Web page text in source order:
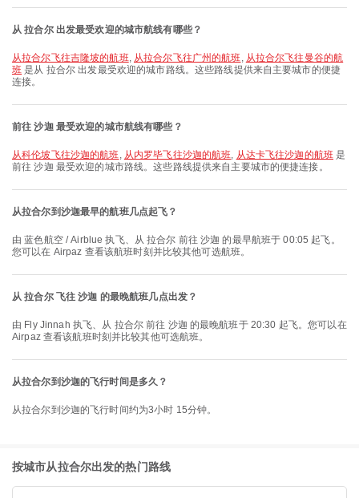
从 拉合尔 出发最受欢迎的城市航线有哪些？
从拉合尔飞往吉隆坡的航班, 从拉合尔飞往广州的航班, 从拉合尔飞往曼谷的航
班 是从 拉合尔 出发最受欢迎的城市路线。这些路线提供来自主要城市的便捷
连接。
前往 沙迦 最受欢迎的城市航线有哪些？
从科伦坡飞往沙迦的航班, 从内罗毕飞往沙迦的航班, 从达卡飞往沙迦的航班 是
前往 沙迦 最受欢迎的城市路线。这些路线提供来自主要城市的便捷连接。
从拉合尔到沙迦最早的航班几点起飞？
由 蓝色航空 / Airblue 执飞、从 拉合尔 前往 沙迦 的最早航班于 00:05 起飞。
您可以在 Airpaz 查看该航班时刻并比较其他可选航班。
从 拉合尔 飞往 沙迦 的最晚航班几点出发？
由 Fly Jinnah 执飞、从 拉合尔 前往 沙迦 的最晚航班于 20:30 起飞。您可以在
Airpaz 查看该航班时刻并比较其他可选航班。
从拉合尔到沙迦的飞行时间是多久？
从拉合尔到沙迦的飞行时间约为3小时 15分钟。
按城市从拉合尔出发的热门路线